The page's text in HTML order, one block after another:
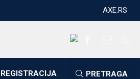
AXE.RS
REGISTRACIJA PRETRAGA